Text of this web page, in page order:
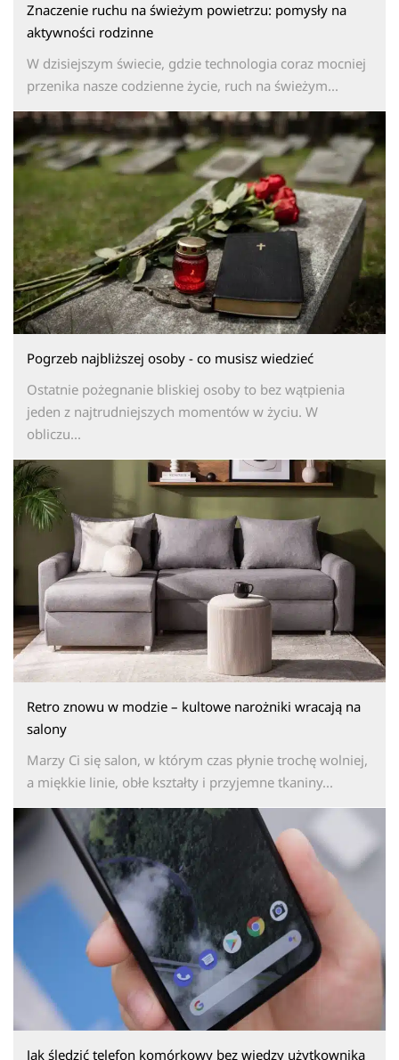
Znaczenie ruchu na świeżym powietrzu: pomysły na
aktywności rodzinne
W dzisiejszym świecie, gdzie technologia coraz mocniej
przenika nasze codzienne życie, ruch na świeżym...
Pogrzeb najbliższej osoby - co musisz wiedzieć
Ostatnie pożegnanie bliskiej osoby to bez wątpienia
jeden z najtrudniejszych momentów w życiu. W
obliczu...
Retro znowu w modzie – kultowe narożniki wracają na
salony
Marzy Ci się salon, w którym czas płynie trochę wolniej,
a miękkie linie, obłe kształty i przyjemne tkaniny...
Jak śledzić telefon komórkowy bez wiedzy użytkownika